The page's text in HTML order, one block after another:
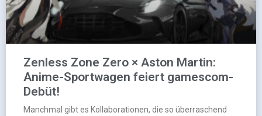
Zenless Zone Zero × Aston Martin:
Anime-Sportwagen feiert gamescom-
Debüt!
Manchmal gibt es Kollaborationen, die so überraschend